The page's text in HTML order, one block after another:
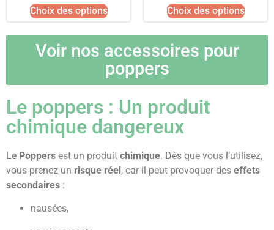
Choix des options Choix des options
Voir nos accessoires pour
poppers
Le poppers : Un produit
chimique dangereux
Le Poppers est un produit chimique. Dès que vous l’utilisez,
vous prenez un risque réel, car il peut provoquer des effets
secondaires :
nausées,